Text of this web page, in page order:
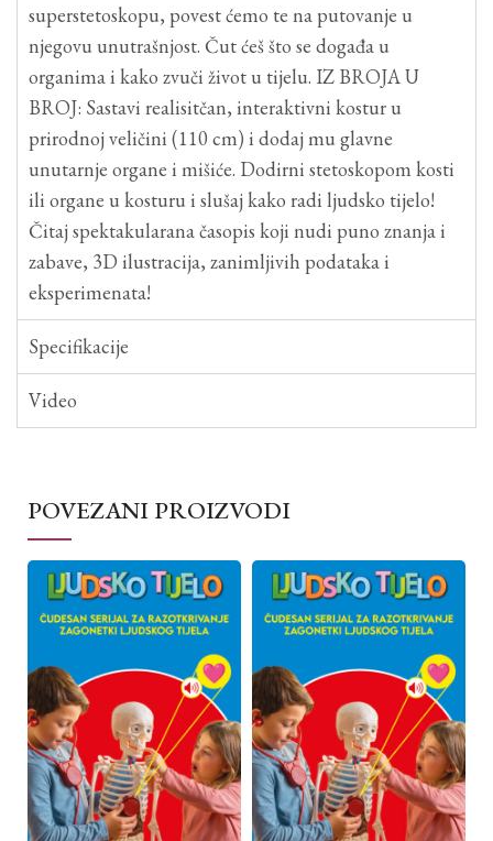
superstetoskopu, povest ćemo te na putovanje u
njegovu unutrašnjost. Čut ćeš što se događa u
organima i kako zvuči život u tijelu. IZ BROJA U
BROJ: Sastavi realisitčan, interaktivni kostur u
prirodnoj veličini (110 cm) i dodaj mu glavne
unutarnje organe i mišiće. Dodirni stetoskopom kosti
ili organe u kosturu i slušaj kako radi ljudsko tijelo!
Čitaj spektakularana časopis koji nudi puno znanja i
zabave, 3D ilustracija, zanimljivih podataka i
eksperimenata!
Specifikacije
Video
POVEZANI PROIZVODI